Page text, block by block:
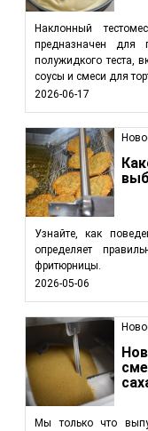
Наклонный
предназначен для
полужидкого теста,
соусы и смеси для
2026-06-17
Узнайте, как
определяет
фритюрницы.
2026-05-06
Мы только что